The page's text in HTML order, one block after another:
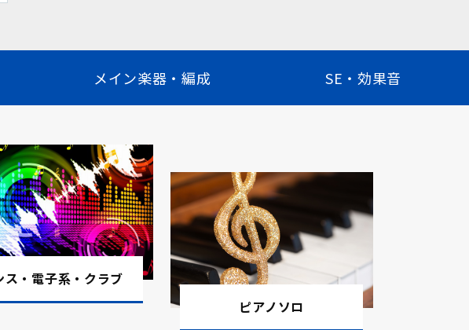
メイン楽器・編成 SE・効果音
ス・電子系・クラブ
ピアノソロ